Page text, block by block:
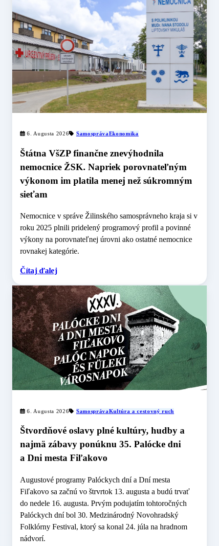
6. Augusta 2026 SamosprávaEkonomika
Štátna VšZP finančne znevýhodnila
nemocnice ŽSK. Napriek porovnateľným
výkonom im platila menej než súkromným
sieťam
Nemocnice v správe Žilinského samosprávneho kraja si v
roku 2025 plnili pridelený programový profil a povinné
výkony na porovnateľnej úrovni ako ostatné nemocnice
rovnakej kategórie.
Čítaj ďalej
6. Augusta 2026 SamosprávaKultúra a cestovný ruch
Štvordňové oslavy plné kultúry, hudby a
najmä zábavy ponúknu 35. Palócke dni
a Dni mesta Fiľakovo
Augustové programy Palóckych dní a Dní mesta
Fiľakovo sa začnú vo štrvrtok 13. augusta a budú trvať
do nedele 16. augusta. Prvým podujatím tohtoročných
Palóckych dní bol 30. Medzinárodný Novohradský
Folklórny Festival, ktorý sa konal 24. júla na hradnom
nádvorí.